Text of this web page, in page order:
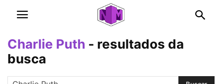
Charlie Puth - resultados da
busca